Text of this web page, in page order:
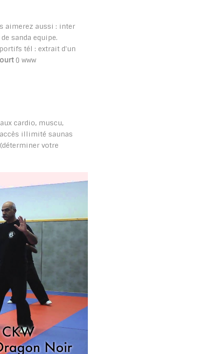
aimerez aussi : inter
sanda equipe.
tél : extrait d'un
() www
cardio, muscu,
illimité saunas
votre